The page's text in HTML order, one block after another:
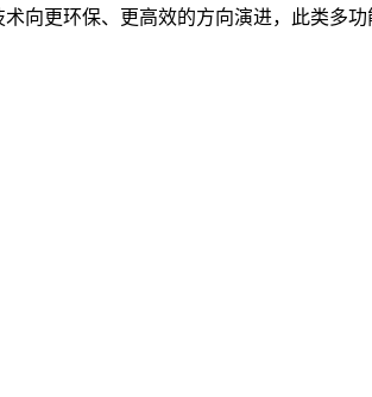
术向更环保、更高效的方向演进，此类多